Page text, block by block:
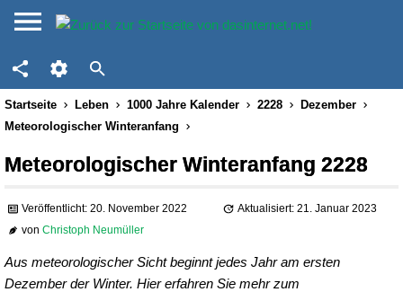
Startseite Leben 1000 Jahre Kalender 2228
Dezember
Meteorologischer Winteranfang
Meteorologischer Winteranfang 2228
Veröffentlicht: 20. November 2022
Aktualisiert: 21. Januar 2023
vonChristoph Neumüller
Aus meteorologischer Sicht beginnt jedes Jahr am ersten
Dezember der Winter. Hier erfahren Sie mehr zum